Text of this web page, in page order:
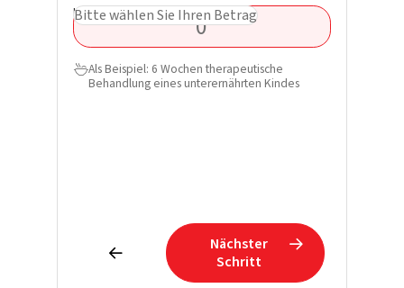
Bitte wählen Sie Ihren Betrag
USD
Als Beispiel: 6 Wochen therapeutische
Behandlung eines unterernährten Kindes

Nächster
Schritt
